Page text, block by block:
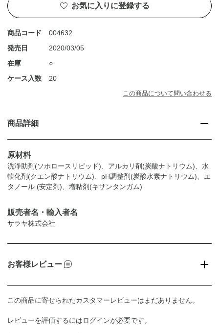
お気に入りに登録する
商品コード
004632
発売日
2020/03/05
在庫
○
ケース入数
20
この商品について問い合わせる
商品詳細
原材料
洗浄助剤(ソホロースリピッド)、アルカリ剤(炭酸ナトリウム)、水
軟化剤(クエン酸ナトリウム)、pH調整剤(炭酸水素ナトリウム)、エ
タノール (安定剤)、増粘剤(キサンタンガム)
販売者名・輸入者名
サラヤ株式会社
お客様レビュー
この商品に寄せられたカスタマーレビューはまだありません。
レビューを評価するにはログインが必要です。